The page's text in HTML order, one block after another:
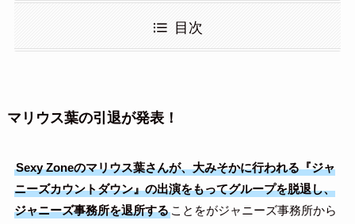
目次
マリウス葉の引退が発表！
Sexy Zoneのマリウス葉さんが、大みそかに行われる『ジャ
ニーズカウントダウン』の出演をもってグループを脱退し、
ジャニーズ事務所を退所することをがジャニーズ事務所から